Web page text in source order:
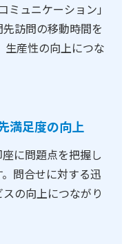
ュニケーション」
訪問の移動時間を
生産性の向上につな
満足度の向上
に問題点を把握し
問合せに対する迅
の向上につながり